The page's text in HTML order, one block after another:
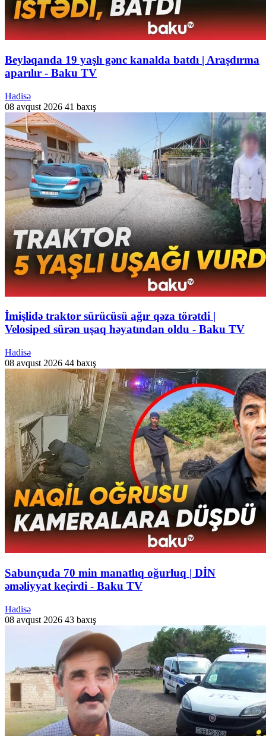
Beyləqanda 19 yaşlı gənc kanalda batdı | Araşdırma
aparılır - Baku TV
Hadisə
08 avqust 2026 41 baxış
İmişlidə traktor sürücüsü ağır qəza törətdi |
Velosiped sürən uşaq həyatından oldu - Baku TV
Hadisə
08 avqust 2026 44 baxış
Sabunçuda 70 min manatlıq oğurluq | DİN
əməliyyat keçirdi - Baku TV
Hadisə
08 avqust 2026 43 baxış